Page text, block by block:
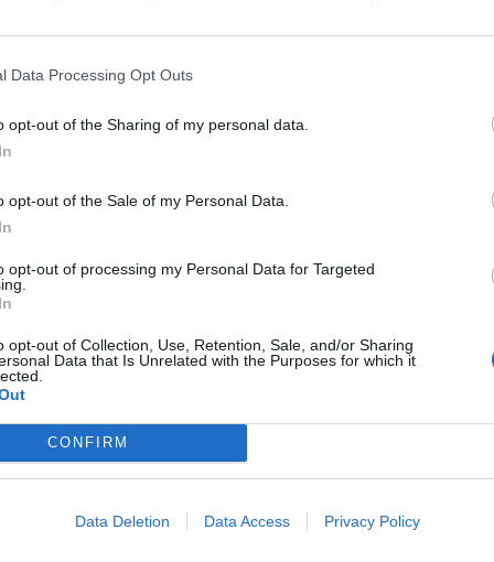
Data Processing Opt Outs
opt-out of the Sharing of my personal data.
opt-out of the Sale of my Personal Data.
opt-out of processing my Personal Data for Targeted
opt-out of Collection, Use, Retention, Sale, and/or Sharing
Data that Is Unrelated with the Purposes for which it
CONFIRM
Data Deletion Data Access Privacy Policy
sėkmė, Jaučiams – greiti sprendimai
Dienos horoskopas 12 Zodiako ženklų: svarbu
neperžengti savo galimybių ribos